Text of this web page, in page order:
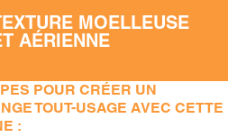
MOELLEUSE
AÉRIENNE
POUR CRÉER UN
TOUT-USAGE AVEC CETTE
: